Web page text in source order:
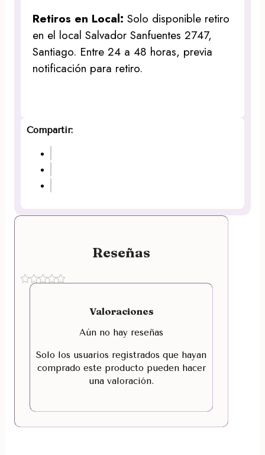
Retiros en Local:Solo disponible retiro
en el local Salvador Sanfuentes 2747,
Santiago. Entre 24 a 48 horas, previa
notificación para retiro.
Compartir:
Reseñas
Valoraciones
Aún no hay reseñas
Solo los usuarios registrados que hayan
comprado este producto pueden hacer
una valoración.